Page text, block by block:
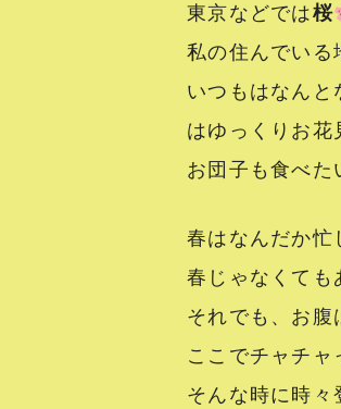
東京などでは桜
私の住んでいる
いつもはなんと
はゆっくりお花
お団子も食べた
春はなんだか忙
春じゃなくて
それでも、お腹
ここでチャチ
そんな時に時々